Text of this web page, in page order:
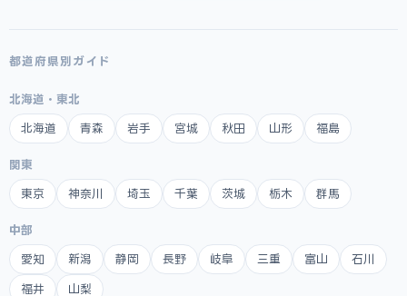
都道府県別ガイド
北海道・東北
北海道 青森 岩手 宮城 秋田 山形 福島
関東
東京 神奈川 埼玉 千葉 茨城 栃木 群馬
中部
愛知 新潟 静岡 長野 岐阜 三重 富山 石川
福井 山梨